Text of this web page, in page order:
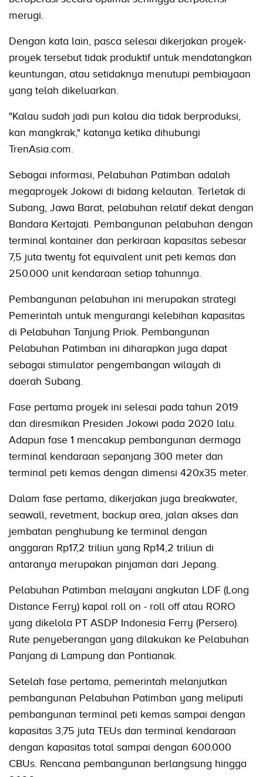
merugi.
Dengan kata lain, pasca selesai dikerjakan proyek-
proyek tersebut tidak produktif untuk mendatangkan
keuntungan, atau setidaknya menutupi pembiayaan
yang telah dikeluarkan.
"Kalau sudah jadi pun kalau dia tidak berproduksi,
kan mangkrak," katanya ketika dihubungi
TrenAsia.com.
Sebagai informasi, Pelabuhan Patimban adalah
megaproyek Jokowi di bidang kelautan. Terletak di
Subang, Jawa Barat, pelabuhan relatif dekat dengan
Bandara Kertajati. Pembangunan pelabuhan dengan
terminal kontainer dan perkiraan kapasitas sebesar
7,5 juta twenty fot equivalent unit peti kemas dan
250.000 unit kendaraan setiap tahunnya.
Pembangunan pelabuhan ini merupakan strategi
Pemerintah untuk mengurangi kelebihan kapasitas
di Pelabuhan Tanjung Priok. Pembangunan
Pelabuhan Patimban ini diharapkan juga dapat
sebagai stimulator pengembangan wilayah di
daerah Subang.
Fase pertama proyek ini selesai pada tahun 2019
dan diresmikan Presiden Jokowi pada 2020 lalu.
Adapun fase 1 mencakup pembangunan dermaga
terminal kendaraan sepanjang 300 meter dan
terminal peti kemas dengan dimensi 420x35 meter.
Dalam fase pertama, dikerjakan juga breakwater,
seawall, revetment, backup area, jalan akses dan
jembatan penghubung ke terminal dengan
anggaran Rp17,2 triliun yang Rp14,2 triliun di
antaranya merupakan pinjaman dari Jepang.
Pelabuhan Patimban melayani angkutan LDF (Long
Distance Ferry) kapal roll on - roll off atau RORO
yang dikelola PT ASDP Indonesia Ferry (Persero).
Rute penyeberangan yang dilakukan ke Pelabuhan
Panjang di Lampung dan Pontianak.
Setelah fase pertama, pemerintah melanjutkan
pembangunan Pelabuhan Patimban yang meliputi
pembangunan terminal peti kemas sampai dengan
kapasitas 3,75 juta TEUs dan terminal kendaraan
dengan kapasitas total sampai dengan 600.000
CBUs. Rencana pembangunan berlangsung hingga